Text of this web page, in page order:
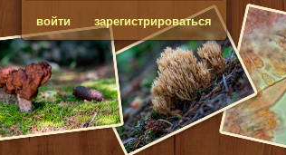
войти зарегистрироваться